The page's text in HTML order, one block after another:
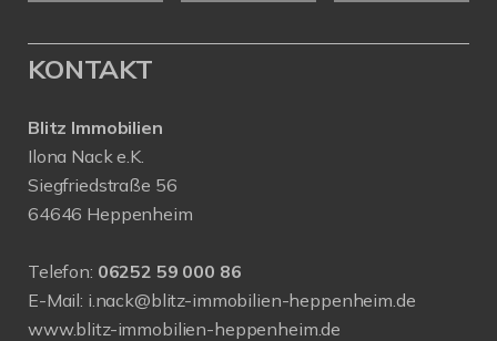
KONTAKT
Blitz Immobilien
Ilona Nack e.K.
Siegfriedstraße 56
64646 Heppenheim
Telefon: 06252 59 000 86
E-Mail: i.nack@blitz-immobilien-heppenheim.de
www.blitz-immobilien-heppenheim.de